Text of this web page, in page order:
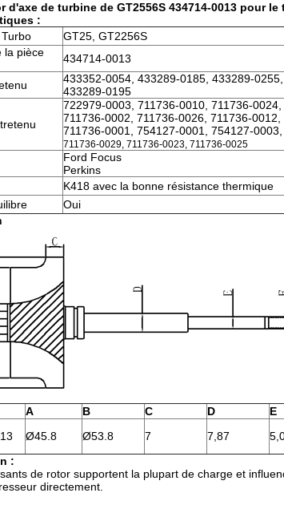
d'axe de turbine de GT2556S 434714-0013 pour
:
GT25, GT2256S
la pièce
434714-0013
433352-0054, 433289-0185, 433289-
433289-0195
722979-0003, 711736-0010, 711736-0024,
711736-0002, 711736-0026, 711736-
711736-0001, 754127-0001, 754127-0003,
711736-0029, 711736-0023, 711736-0025
Ford Focus
Perkins
K418 avec la bonne résistance thermique
Oui
A B C D E
Ø45.8 Ø53.8 7 7,87
:
de rotor supportent la plupart de charge et
directement.